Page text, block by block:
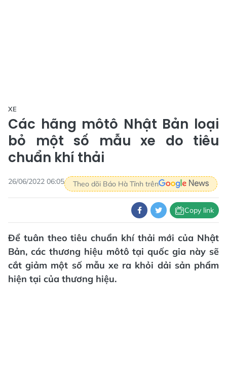
XE
Các hãng môtô Nhật Bản loại
bỏ một số mẫu xe do tiêu
chuẩn khí thải
26/06/2022 06:05 Theo dõi Báo Hà Tĩnh trên
Copy link
Để tuân theo tiêu chuẩn khí thải mới của Nhật
Bản, các thương hiệu môtô tại quốc gia này sẽ
cắt giảm một số mẫu xe ra khỏi dải sản phẩm
hiện tại của thương hiệu.